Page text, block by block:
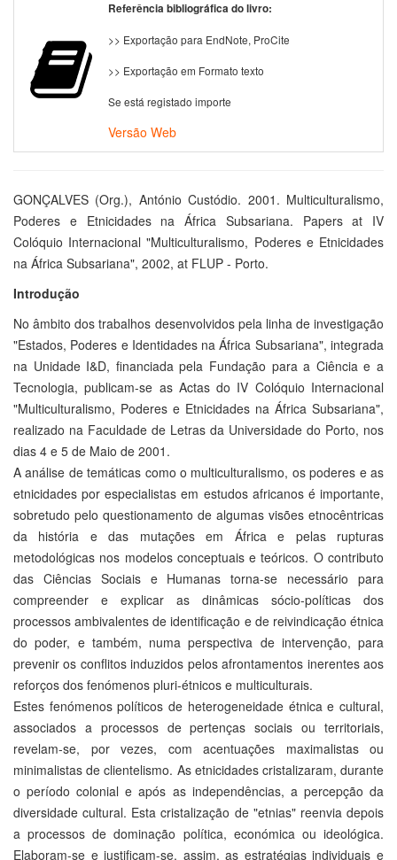
Referência bibliográfica do livro:
>> Exportação para EndNote, ProCite
>> Exportação em Formato texto
Se está registado importe
Versão Web
GONÇALVES (Org.), António Custódio. 2001. Multiculturalismo,
Poderes e Etnicidades na África Subsariana. Papers at IV
Colóquio Internacional "Multiculturalismo, Poderes e Etnicidades
na África Subsariana", 2002, at FLUP - Porto.
Introdução
No âmbito dos trabalhos desenvolvidos pela linha de investigação
"Estados, Poderes e Identidades na África Subsariana", integrada
na Unidade I&D, financiada pela Fundação para a Ciência e a
Tecnologia, publicam-se as Actas do IV Colóquio Internacional
"Multiculturalismo, Poderes e Etnicidades na África Subsariana",
realizado na Faculdade de Letras da Universidade do Porto, nos
dias 4 e 5 de Maio de 2001.
A análise de temáticas como o multiculturalismo, os poderes e as
etnicidades por especialistas em estudos africanos é importante,
sobretudo pelo questionamento de algumas visões etnocêntricas
da história e das mutações em África e pelas rupturas
metodológicas nos modelos conceptuais e teóricos. O contributo
das Ciências Sociais e Humanas torna-se necessário para
compreender e explicar as dinâmicas sócio-políticas dos
processos ambivalentes de identificação e de reivindicação étnica
do poder, e também, numa perspectiva de intervenção, para
prevenir os conflitos induzidos pelos afrontamentos inerentes aos
reforços dos fenómenos pluri-étnicos e multiculturais.
Estes fenómenos políticos de heterogeneidade étnica e cultural,
associados a processos de pertenças sociais ou territoriais,
revelam-se, por vezes, com acentuações maximalistas ou
minimalistas de clientelismo. As etnicidades cristalizaram, durante
o período colonial e após as independências, a percepção da
diversidade cultural. Esta cristalização de "etnias" reenvia depois
a processos de dominação política, económica ou ideológica.
Elaboram-se e justificam-se, assim, as estratégias individuais e